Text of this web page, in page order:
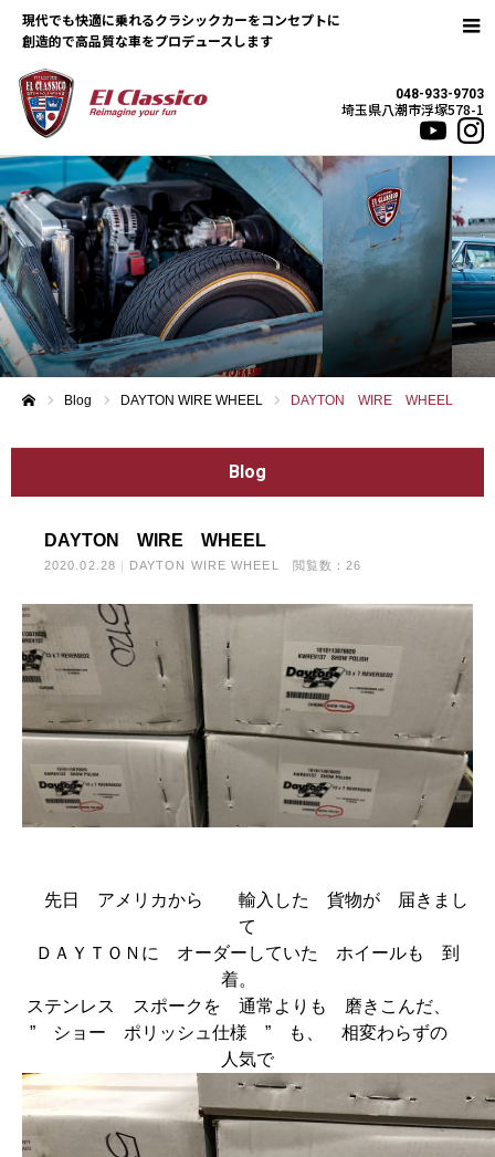
現代でも快適に乗れるクラシックカーをコンセプトに
048-933-9703
埼玉県八潮市浮塚578-1
Blog DAYTON WIRE WHEEL DAYTON WIRE WHEEL
Blog
DAYTON WIRE WHEEL
2020.02.28 DAYTON WIRE WHEEL 閲覧数：26
先日 アメリカから 輸入した 貨物が 届きまし
て
ＤＡＹＴＯＮに オーダーしていた ホイールも 到
着。
ステンレス スポークを 通常よりも 磨きこんだ、
” ショー ポリッシュ仕様 ” も、 相変わらずの
人気で